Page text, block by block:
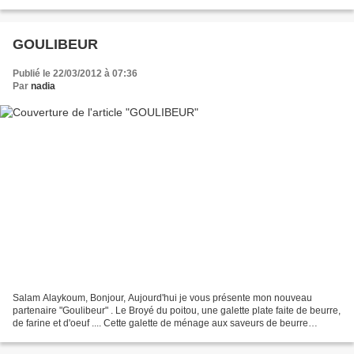
GOULIBEUR
Publié le 22/03/2012 à 07:36
Par nadia
Salam Alaykoum, Bonjour, Aujourd'hui je vous présente mon nouveau
partenaire "Goulibeur" . Le Broyé du poitou, une galette plate faite de beurre,
de farine et d'oeuf .... Cette galette de ménage aux saveurs de beurre